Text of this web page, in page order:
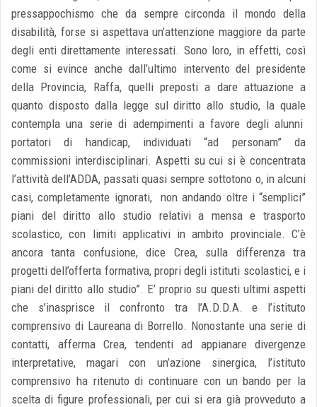
pressappochismo che da sempre circonda il mondo della
disabilità, forse si aspettava un’attenzione maggiore da parte
degli enti direttamente interessati. Sono loro, in effetti, così
come si evince anche dall’ultimo intervento del presidente
della Provincia, Raffa, quelli preposti a dare attuazione a
quanto disposto dalla legge sul diritto allo studio, la quale
contempla una serie di adempimenti a favore degli alunni
portatori di handicap, individuati “ad personam” da
commissioni interdisciplinari. Aspetti su cui si è concentrata
l’attività dell’ADDA, passati quasi sempre sottotono o, in alcuni
casi, completamente ignorati, non andando oltre i “semplici”
piani del diritto allo studio relativi a mensa e trasporto
scolastico, con limiti applicativi in ambito provinciale. C’è
ancora tanta confusione, dice Crea, sulla differenza tra
progetti dell’offerta formativa, propri degli istituti scolastici, e i
piani del diritto allo studio”. E’ proprio su questi ultimi aspetti
che s’inasprisce il confronto tra l’A.D.D.A. e l’istituto
comprensivo di Laureana di Borrello. Nonostante una serie di
contatti, afferma Crea, tendenti ad appianare divergenze
interpretative, magari con un’azione sinergica, l’istituto
comprensivo ha ritenuto di continuare con un bando per la
scelta di figure professionali, per cui si era già provveduto a